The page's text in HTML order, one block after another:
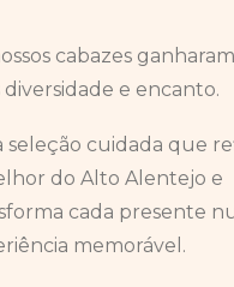
cabazes
diversidade e encanto.
seleção cuidada que
do Alto Alentejo e
cada presente
memorável.